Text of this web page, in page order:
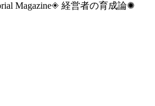
Magazine◈ 経営者の育成論✺